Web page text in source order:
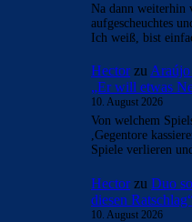
Na dann weiterhin
aufgescheuchtes
Ich weiß, bist
Hectorzu Araújo
„Er will etwas
10. August 2026
Von welchem
,Gegentore
Spiele verlieren
Hectorzu Duo
diesen
10. August 2026